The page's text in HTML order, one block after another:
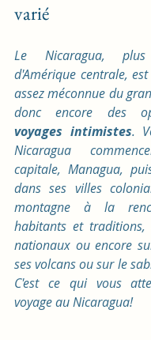
varié
Le Nicaragua,
d'Amérique centrale,
assez méconnue du
voyages intimistes.
Nicaragua
capitale, Managua,
dans ses villes
montagne à la
habitants et traditions,
nationaux ou encore
ses volcans ou sur le
C'est ce qui vous
voyage au Nicaragua!